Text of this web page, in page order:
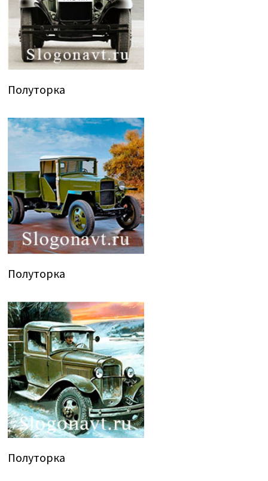
Полуторка
Полуторка
Полуторка